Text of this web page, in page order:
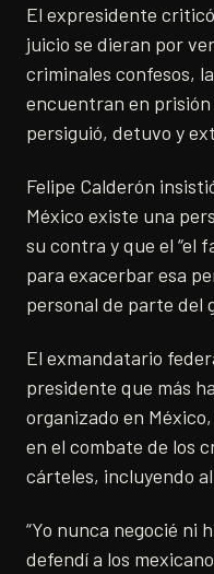
El expresidente
juicio se dieran por
criminales confesos,
encuentran en prisión
persiguió, detuvo y
Felipe Calderón
México existe una
su contra y que el “el
para exacerbar esa
personal de parte del
El exmandatario
presidente que más
organizado en
en el combate de los
cárteles, incluyendo
“Yo nunca negocié ni
defendí a los